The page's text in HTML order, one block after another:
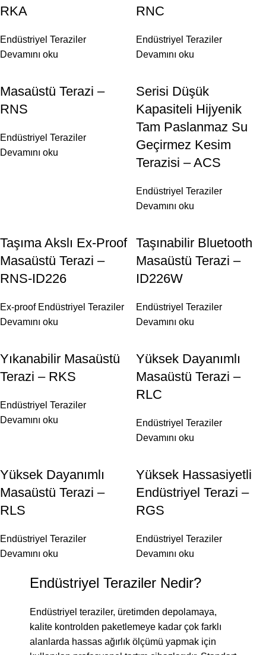
RKA
Endüstriyel Teraziler
Devamını oku
RNC
Endüstriyel Teraziler
Devamını oku
Masaüstü Terazi –
RNS
Endüstriyel Teraziler
Devamını oku
Serisi Düşük
Kapasiteli Hijyenik
Tam Paslanmaz Su
Geçirmez Kesim
Terazisi – ACS
Endüstriyel Teraziler
Devamını oku
Taşıma Akslı Ex-Proof
Masaüstü Terazi –
RNS-ID226
Ex-proof Endüstriyel Teraziler
Devamını oku
Taşınabilir Bluetooth
Masaüstü Terazi –
ID226W
Endüstriyel Teraziler
Devamını oku
Yıkanabilir Masaüstü
Terazi – RKS
Endüstriyel Teraziler
Devamını oku
Yüksek Dayanımlı
Masaüstü Terazi –
RLC
Endüstriyel Teraziler
Devamını oku
Yüksek Dayanımlı
Masaüstü Terazi –
RLS
Endüstriyel Teraziler
Devamını oku
Yüksek Hassasiyetli
Endüstriyel Terazi –
RGS
Endüstriyel Teraziler
Devamını oku
Endüstriyel Teraziler Nedir?
Endüstriyel teraziler, üretimden depolamaya,
kalite kontrolden paketlemeye kadar çok farklı
alanlarda hassas ağırlık ölçümü yapmak için